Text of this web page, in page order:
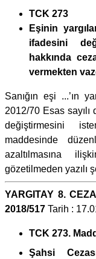
TCK 273
Eşinin
ifadesini
hakkında
vermekten
Sanığın eşi ...’ın
2012/70 Esas sayılı
değiştirmesini
maddesinde
azaltılmasına
gözetilmeden yazılı
YARGITAY 8.
2018/517 Tarih :
TCK 273.
Şahsi